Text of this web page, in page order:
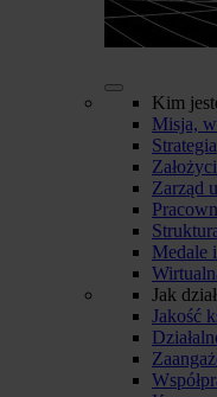
Kim
Misja,
Strategia
Zarząd
Medale
Jak
Jakość